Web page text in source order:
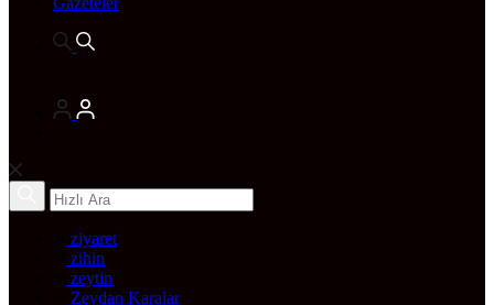
ziyaret
zihin
zeytin
Zeydan Karalar